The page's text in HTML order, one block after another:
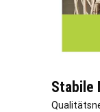
Stabile